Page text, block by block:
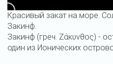
Красивый закат на море.
Закинф.
Закинф (греч. Ζάκυνθος) -
один из Ионических